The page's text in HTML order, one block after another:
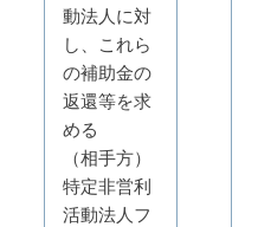
動法人に対
し、これら
の補助金の
返還等を求
める
（相手方）
特定非営利
活動法人フ